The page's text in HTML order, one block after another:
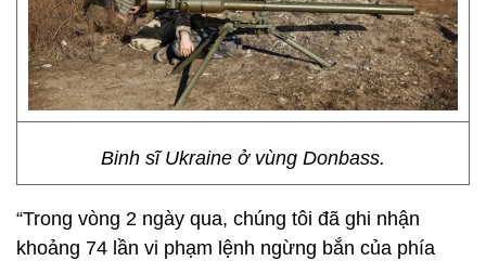
Binh sĩ Ukraine ở vùng Donbass.
“Trong vòng 2 ngày qua, chúng tôi đã ghi nhận
khoảng 74 lần vi phạm lệnh ngừng bắn của phía